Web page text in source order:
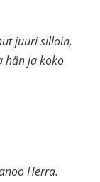
juuri silloin,
hän ja koko
Herra.